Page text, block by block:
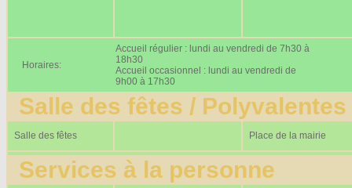
Horaires:
Accueil régulier : lundi au vendredi de 7h30 à
18h30
Accueil occasionnel : lundi au vendredi de
9h00 à 17h30
Salle des fêtes / Polyvalentes
Salle des fêtes Place de la mairie
Services à la personne